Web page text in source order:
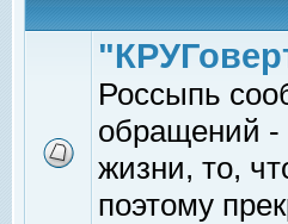
Россыпь
обращений -
жизни, то,
поэтому